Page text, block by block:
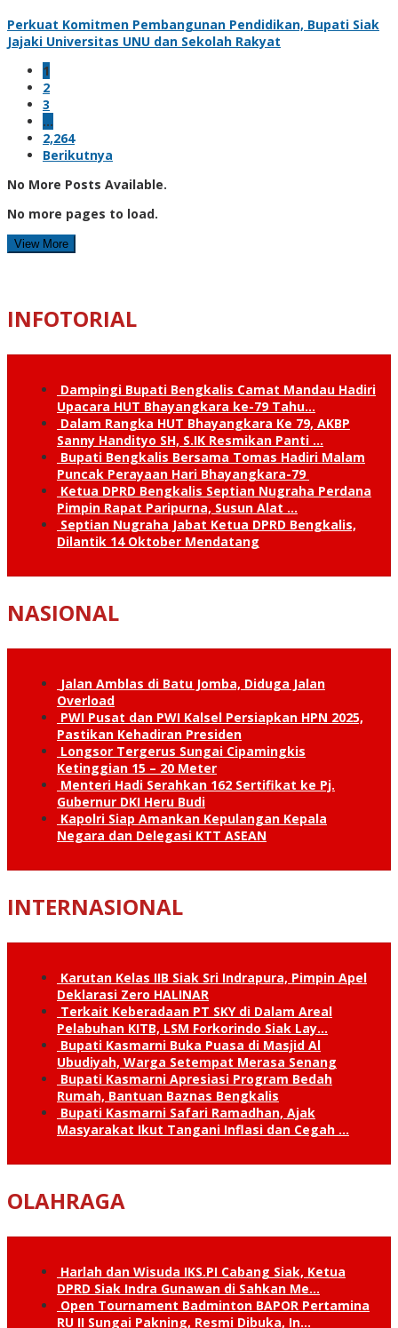
Perkuat Komitmen Pembangunan Pendidikan, Bupati Siak
Jajaki Universitas UNU dan Sekolah Rakyat
1
2
3
…
2,264
Berikutnya
No More Posts Available.
No more pages to load.
View More
INFOTORIAL
Dampingi Bupati Bengkalis Camat Mandau Hadiri
Upacara HUT Bhayangkara ke-79 Tahu…
Dalam Rangka HUT Bhayangkara Ke 79, AKBP
Sanny Handityo SH, S.IK Resmikan Panti …
Bupati Bengkalis Bersama Tomas Hadiri Malam
Puncak Perayaan Hari Bhayangkara-79
Ketua DPRD Bengkalis Septian Nugraha Perdana
Pimpin Rapat Paripurna, Susun Alat …
Septian Nugraha Jabat Ketua DPRD Bengkalis,
Dilantik 14 Oktober Mendatang
NASIONAL
Jalan Amblas di Batu Jomba, Diduga Jalan
Overload
PWI Pusat dan PWI Kalsel Persiapkan HPN 2025,
Pastikan Kehadiran Presiden
Longsor Tergerus Sungai Cipamingkis
Ketinggian 15 – 20 Meter
Menteri Hadi Serahkan 162 Sertifikat ke Pj.
Gubernur DKI Heru Budi
Kapolri Siap Amankan Kepulangan Kepala
Negara dan Delegasi KTT ASEAN
INTERNASIONAL
Karutan Kelas IIB Siak Sri Indrapura, Pimpin Apel
Deklarasi Zero HALINAR
Terkait Keberadaan PT SKY di Dalam Areal
Pelabuhan KITB, LSM Forkorindo Siak Lay…
Bupati Kasmarni Buka Puasa di Masjid Al
Ubudiyah, Warga Setempat Merasa Senang
Bupati Kasmarni Apresiasi Program Bedah
Rumah, Bantuan Baznas Bengkalis
Bupati Kasmarni Safari Ramadhan, Ajak
Masyarakat Ikut Tangani Inflasi dan Cegah …
OLAHRAGA
Harlah dan Wisuda IKS.PI Cabang Siak, Ketua
DPRD Siak Indra Gunawan di Sahkan Me…
Open Tournament Badminton BAPOR Pertamina
RU II Sungai Pakning, Resmi Dibuka, In…